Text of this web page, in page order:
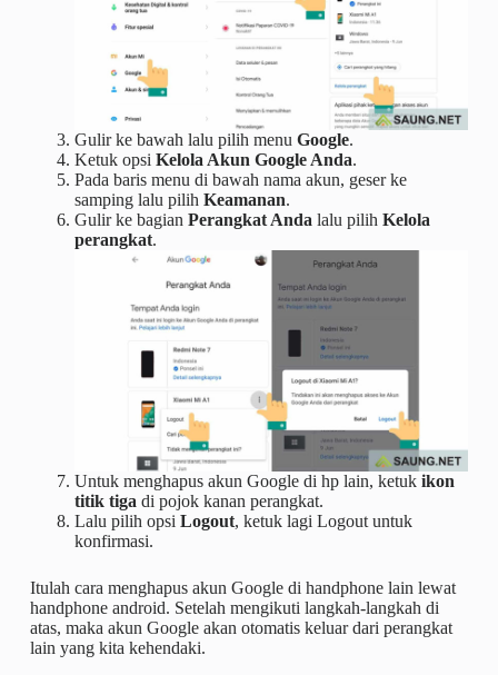
Gulir ke bawah lalu pilih menu Google.
Ketuk opsi Kelola Akun Google Anda.
Pada baris menu di bawah nama akun, geser ke
samping lalu pilih Keamanan.
Gulir ke bagian Perangkat Anda lalu pilih Kelola
perangkat.
Untuk menghapus akun Google di hp lain, ketuk ikon
titik tiga di pojok kanan perangkat.
Lalu pilih opsi Logout, ketuk lagi Logout untuk
konfirmasi.
Itulah cara menghapus akun Google di handphone lain lewat
handphone android. Setelah mengikuti langkah-langkah di
atas, maka akun Google akan otomatis keluar dari perangkat
lain yang kita kehendaki.